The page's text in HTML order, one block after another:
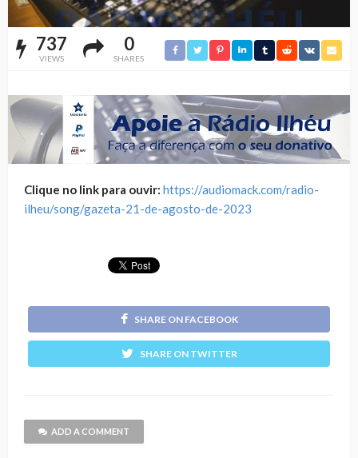
737
VIEWS
0
SHARES
Clique no link para ouvir: https://audiomack.com/radio-
ilheu/song/gazeta-21-de-agosto-de-2023
SHARE ON FACEBOOK
SHARE ON TWITTER
ADD A COMMENT